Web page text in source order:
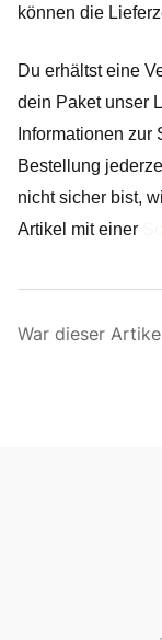
können die
Du erhältst eine
dein Paket unser
Informationen
Bestellung
nicht sicher bist,
Artikel mit einer
War dieser